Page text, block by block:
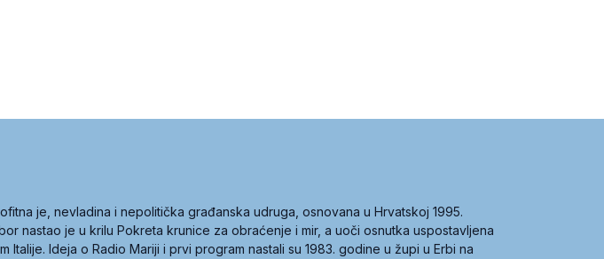
je, nevladina i nepolitička građanska udruga, osnovana u Hrvatskoj 1995.
nastao je u krilu Pokreta krunice za obraćenje i mir, a uoči osnutka uspostavljena
Italije. Ideja o Radio Mariji i prvi program nastali su 1983. godine u župi u Erbi na